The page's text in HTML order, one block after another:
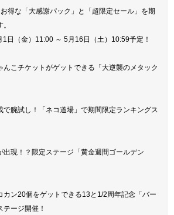
得な「大感謝パック」と「超限定セール」を期
日（金）11:00 ～ 5月16日（土）10:59予定！
んこチケットがゲットできる「大逆襲のメタック
で腕試し！「ネコ道場」で期間限定ランキングス
出現！？限定ステージ「黄金週間ゴールデン
カン20個をゲットできる13と1/2周年記念「バー
ージ開催！